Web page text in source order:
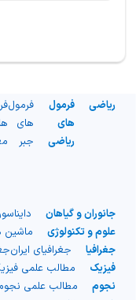
ریاضی
فرمول
های
ریاضی
فرمول
های
جبر
جانوران و گیاهان
علوم و تکنولوژی
ماشین
جغرافیا
جغرافیای ایران
فیزیک
مطالب علمی
نجوم
مطالب علمی